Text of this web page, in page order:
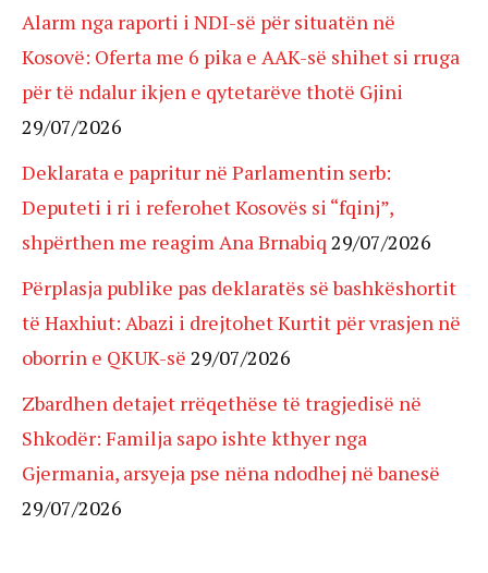
Alarm nga raporti i NDI-së për situatën në
Kosovë: Oferta me 6 pika e AAK-së shihet si rruga
për të ndalur ikjen e qytetarëve thotë Gjini
29/07/2026
Deklarata e papritur në Parlamentin serb:
Deputeti i ri i referohet Kosovës si “fqinj”,
shpërthen me reagim Ana Brnabiq 29/07/2026
Përplasja publike pas deklaratës së bashkëshortit
të Haxhiut: Abazi i drejtohet Kurtit për vrasjen në
oborrin e QKUK-së 29/07/2026
Zbardhen detajet rrëqethëse të tragjedisë në
Shkodër: Familja sapo ishte kthyer nga
Gjermania, arsyeja pse nëna ndodhej në banesë
29/07/2026